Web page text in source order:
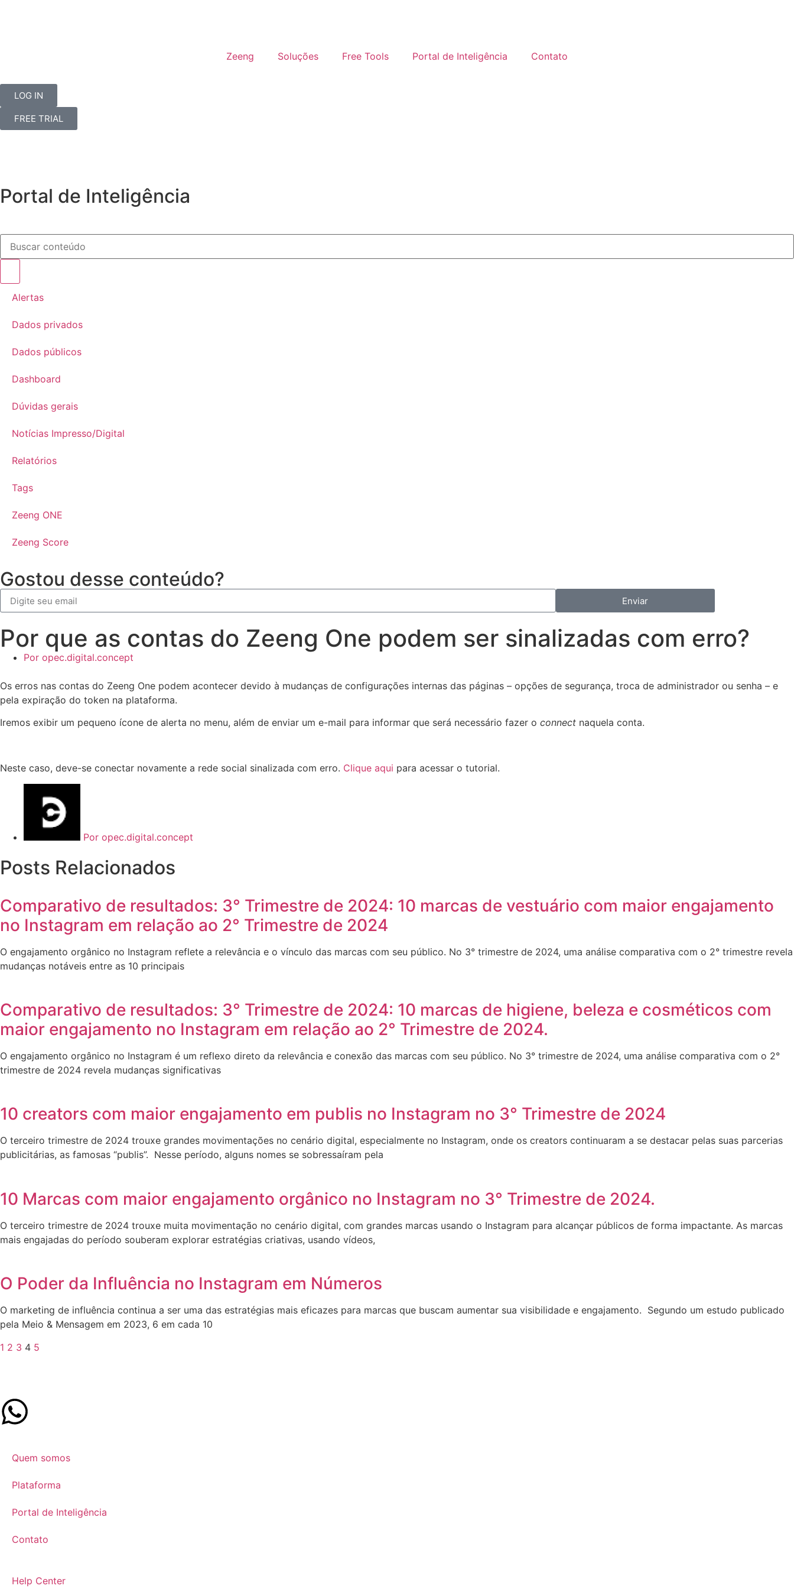
Zeeng Soluções Free Tools Portal de Inteligência Contato
LOG IN
FREE TRIAL
Portal de Inteligência
Alertas
Dados privados
Dados públicos
Dashboard
Dúvidas gerais
Notícias Impresso/Digital
Relatórios
Tags
Zeeng ONE
Zeeng Score
Gostou desse conteúdo?
Enviar
Por que as contas do Zeeng One podem ser sinalizadas com erro?
Por opec.digital.concept
Os erros nas contas do Zeeng One podem acontecer devido à mudanças de configurações internas das páginas – opções de segurança, troca de administrador ou senha – e
pela expiração do token na plataforma.
Iremos exibir um pequeno ícone de alerta no menu, além de enviar um e-mail para informar que será necessário fazer o connect naquela conta.
Neste caso, deve-se conectar novamente a rede social sinalizada com erro. Clique aqui para acessar o tutorial.
Por opec.digital.concept
Posts Relacionados
Comparativo de resultados: 3° Trimestre de 2024: 10 marcas de vestuário com maior engajamento
no Instagram em relação ao 2° Trimestre de 2024
O engajamento orgânico no Instagram reflete a relevância e o vínculo das marcas com seu público. No 3° trimestre de 2024, uma análise comparativa com o 2° trimestre revela
mudanças notáveis entre as 10 principais
Comparativo de resultados: 3° Trimestre de 2024: 10 marcas de higiene, beleza e cosméticos com
maior engajamento no Instagram em relação ao 2° Trimestre de 2024.
O engajamento orgânico no Instagram é um reflexo direto da relevância e conexão das marcas com seu público. No 3° trimestre de 2024, uma análise comparativa com o 2°
trimestre de 2024 revela mudanças significativas
10 creators com maior engajamento em publis no Instagram no 3° Trimestre de 2024
O terceiro trimestre de 2024 trouxe grandes movimentações no cenário digital, especialmente no Instagram, onde os creators continuaram a se destacar pelas suas parcerias
publicitárias, as famosas “publis”. Nesse período, alguns nomes se sobressaíram pela
10 Marcas com maior engajamento orgânico no Instagram no 3° Trimestre de 2024.
O terceiro trimestre de 2024 trouxe muita movimentação no cenário digital, com grandes marcas usando o Instagram para alcançar públicos de forma impactante. As marcas
mais engajadas do período souberam explorar estratégias criativas, usando vídeos,
O Poder da Influência no Instagram em Números
O marketing de influência continua a ser uma das estratégias mais eficazes para marcas que buscam aumentar sua visibilidade e engajamento. Segundo um estudo publicado
pela Meio & Mensagem em 2023, 6 em cada 10
1 2 3 4 5
Quem somos
Plataforma
Portal de Inteligência
Contato
Help Center